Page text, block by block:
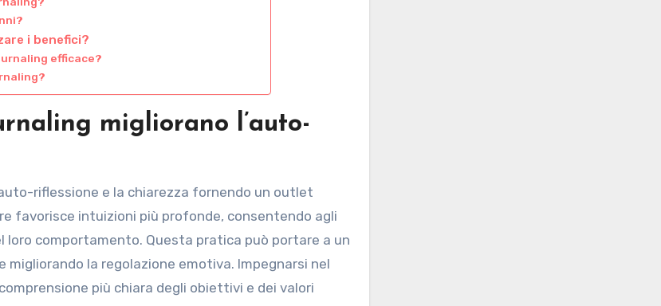
i benefici?
efficace?
migliorano l’auto-
riflessione e la chiarezza fornendo un outlet
favorisce intuizioni più profonde, consentendo agli
loro comportamento. Questa pratica può portare a un
la regolazione emotiva. Impegnarsi nel
più chiara degli obiettivi e dei valori